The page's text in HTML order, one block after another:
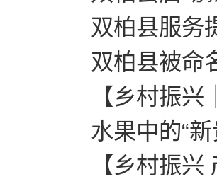
双柏县服务
双柏县被命
【乡村振
水果中的“新
【乡村振